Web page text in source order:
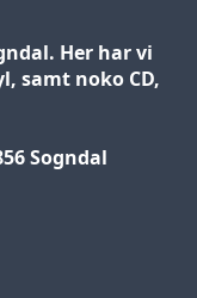
Her har vi
samt noko CD,
Sogndal